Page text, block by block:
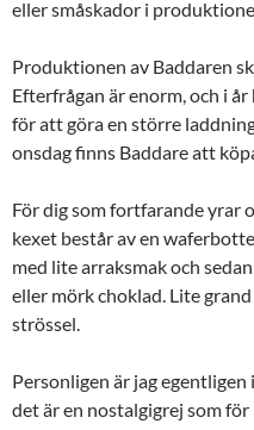
eller småskador i
Produktionen av Baddaren
Efterfrågan är enorm, och i
för att göra en större
onsdag finns Baddare att
För dig som fortfarande yrar
kexet består av en
med lite arraksmak och
eller mörk choklad. Lite
strössel.
Personligen är jag
det är en nostalgigrej som